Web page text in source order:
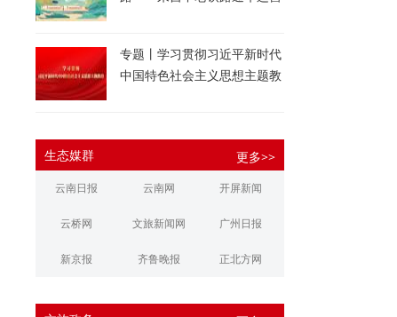
专题丨学习贯彻习近平新时代
中国特色社会主义思想主题教
生态媒群 更多>>
云南日报 云南网 开屏新闻
云桥网 文旅新闻网 广州日报
新京报 齐鲁晚报 正北方网